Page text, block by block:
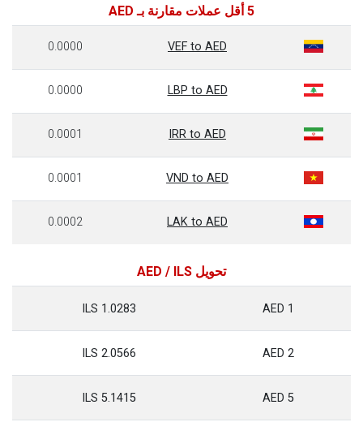
5 أقل عملات مقارنة بـ AED
VEF to AED
0.0000
LBP to AED
0.0000
IRR to AED
0.0001
VND to AED
0.0001
LAK to AED
0.0002
تحويل AED / ILS
1 AED
1.0283 ILS
2 AED
2.0566 ILS
5 AED
5.1415 ILS